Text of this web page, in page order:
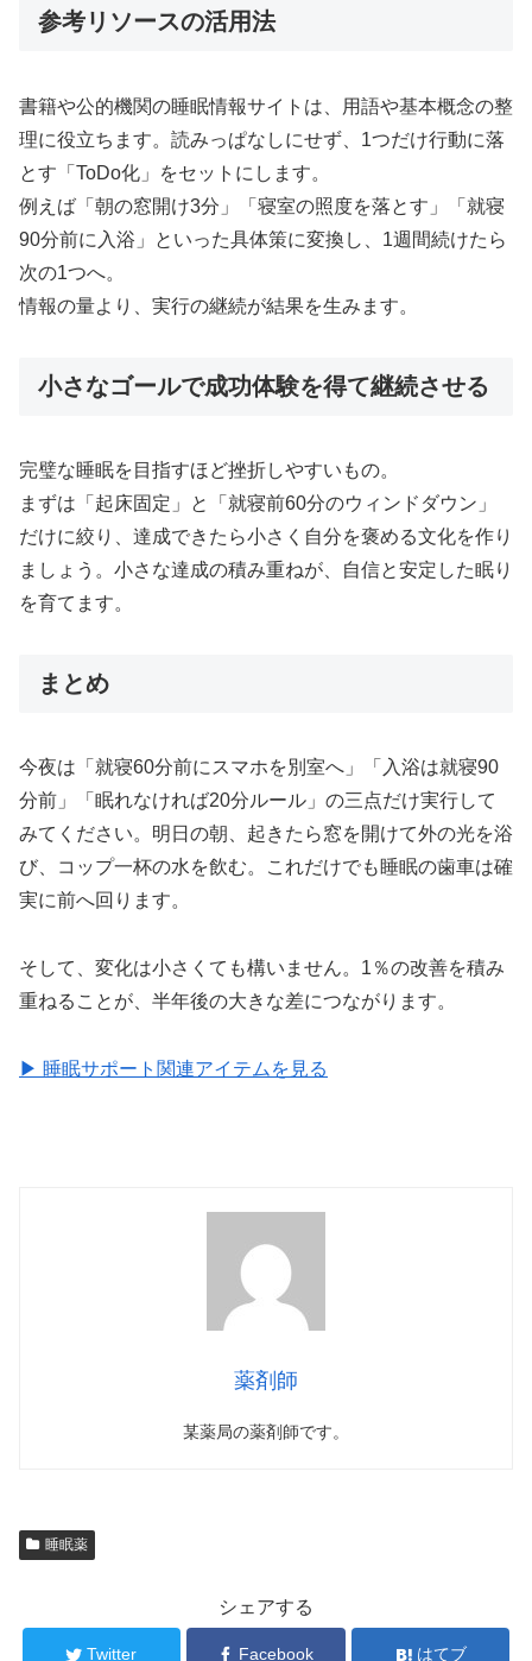
参考リソースの活用法
書籍や公的機関の睡眠情報サイトは、用語や基本概念の整
理に役立ちます。読みっぱなしにせず、1つだけ行動に落
とす「ToDo化」をセットにします。
例えば「朝の窓開け3分」「寝室の照度を落とす」「就寝
90分前に入浴」といった具体策に変換し、1週間続けたら
次の1つへ。
情報の量より、実行の継続が結果を生みます。
小さなゴールで成功体験を得て継続させる
完璧な睡眠を目指すほど挫折しやすいもの。
まずは「起床固定」と「就寝前60分のウィンドダウン」
だけに絞り、達成できたら小さく自分を褒める文化を作り
ましょう。小さな達成の積み重ねが、自信と安定した眠り
を育てます。
まとめ
今夜は「就寝60分前にスマホを別室へ」「入浴は就寝90
分前」「眠れなければ20分ルール」の三点だけ実行して
みてください。明日の朝、起きたら窓を開けて外の光を浴
び、コップ一杯の水を飲む。これだけでも睡眠の歯車は確
実に前へ回ります。
そして、変化は小さくても構いません。1％の改善を積み
重ねることが、半年後の大きな差につながります。
▶ 睡眠サポート関連アイテムを見る
薬剤師
某薬局の薬剤師です。
睡眠薬
シェアする
Twitter Facebook はてブ